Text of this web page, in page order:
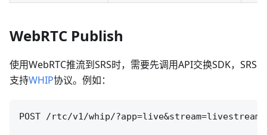
WebRTC Publish
使用WebRTC推流到SRS时，需要先调用API交换SDK，SRS
支持WHIP协议。例如：
POST /rtc/v1/whip/?app=live&stream=livestream